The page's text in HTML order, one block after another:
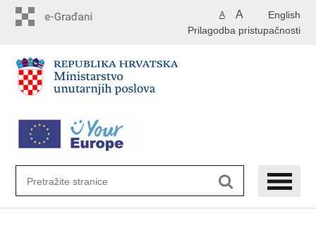
English
A A
Prilagodba pristupačnosti